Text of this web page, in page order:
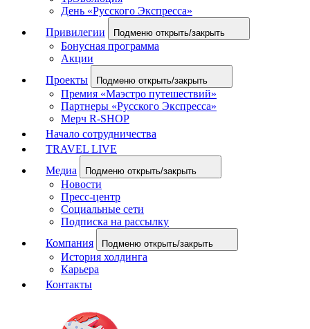
День «Русского Экспресса»
Привилегии
Подменю открыть/закрыть
Бонусная программа
Акции
Проекты
Подменю открыть/закрыть
Премия «Маэстро путешествий»
Партнеры «Русского Экспресса»
Мерч R-SHOP
Начало сотрудничества
TRAVEL LIVE
Медиа
Подменю открыть/закрыть
Новости
Пресс-центр
Социальные сети
Подписка на рассылку
Компания
Подменю открыть/закрыть
История холдинга
Карьера
Контакты